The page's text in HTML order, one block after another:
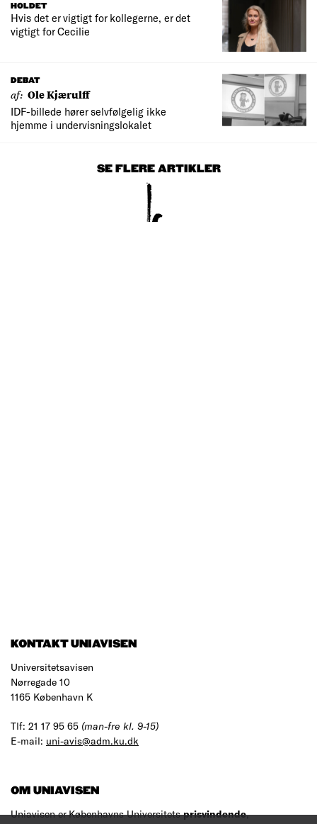
HOLDET
Hvis det er vigtigt for kollegerne, er det
vigtigt for Cecilie
DEBAT
af: Ole Kjærulff
IDF-billede hører selvfølgelig ikke
hjemme i undervisningslokalet
SE FLERE ARTIKLER
KONTAKT UNIAVISEN
Universitetsavisen
Nørregade 10
1165 København K
Tlf: 21 17 95 65 (man-fre kl. 9-15)
E-mail: uni-avis@adm.ku.dk
OM UNIAVISEN
Uniavisen er Københavns Universitetsprisvindende,